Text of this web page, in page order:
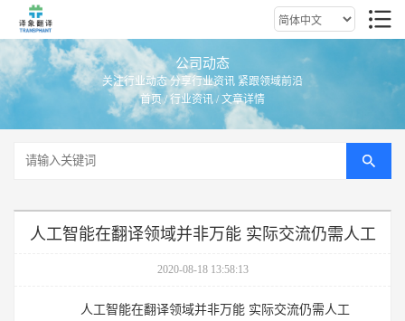
公司动态
关注行业动态 分享行业资讯 紧跟领域前沿
首页/行业资讯 / 文章详情
人工智能在翻译领域并非万能 实际交流仍需人工
2020-08-18 13:58:13
人工智能在翻译领域并非万能 实际交流仍需人工